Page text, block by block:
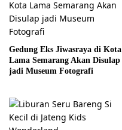
Gedung Eks Jiwasraya di Kota
Lama Semarang Akan Disulap
jadi Museum Fotografi